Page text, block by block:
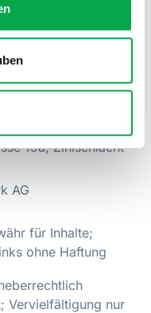
Turnverband
15a, Zihlschlacht
AG
für Inhalte;
ohne Haftung
Vervielfältigung nur